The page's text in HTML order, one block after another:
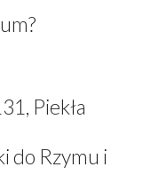
Piekła
do Rzymu i